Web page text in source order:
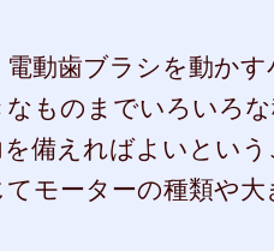
動歯ブラシを動か
ものまでいろいろ
備えればよいとい
モーターの種類や